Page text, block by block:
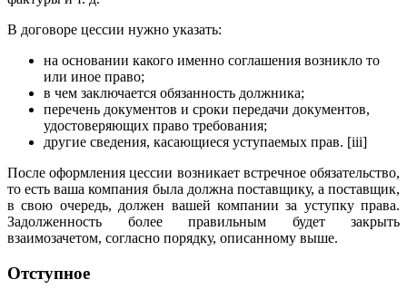
В договоре цессии нужно указать:
на основании какого именно соглашения возникло то
или иное право;
в чем заключается обязанность должника;
перечень документов и сроки передачи документов,
удостоверяющих право требования;
другие сведения, касающиеся уступаемых прав. [iii]
После оформления цессии возникает встречное обязательство,
то есть ваша компания была должна поставщику, а поставщик,
в свою очередь, должен вашей компании за уступку права.
Задолженность более правильным будет закрыть
взаимозачетом, согласно порядку, описанному выше.
Отступное